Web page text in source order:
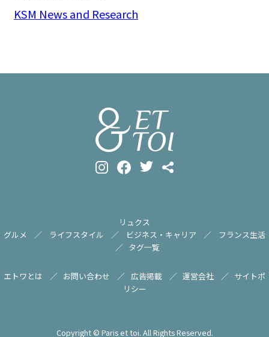
KSM News and Research
リュクス
グルメ
ライフスタイル ビジネス・キャリア
フランス生活
タグ一覧
エトワとは お問い合わせ 広告掲載 運営会社
サイトポ
リシー
Copyright © Paris et toi. All Rights Reserved.